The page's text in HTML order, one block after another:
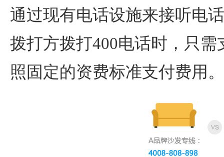
通过现有电话设施来接听电
拨打方拨打400电话时，只
照固定的资费标准支付费用。